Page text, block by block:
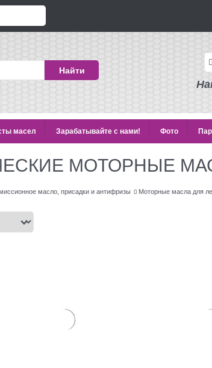
Найти
масел Зарабатывайте с нами! Фото
МОТОРНЫЕ
масло, присадки и антифризы Моторные масла для